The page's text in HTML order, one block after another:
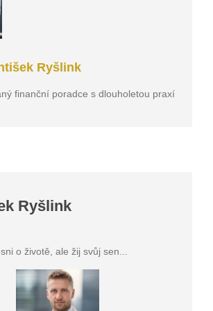
Ryšlink
finanční poradce s dlouholetou praxí
Ryšlink
o životě, ale žij svůj sen...